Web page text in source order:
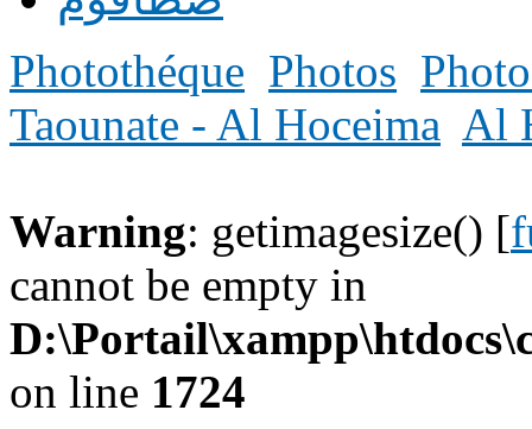
Photothéque Photos
Taounate - Al Hoceima Al
Warning: getimagesize() [
cannot be empty in
on line 1724